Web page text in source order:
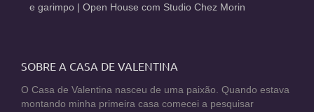
e garimpo | Open House com Studio Chez Morin
SOBRE A CASA DE VALENTINA
O Casa de Valentina nasceu de uma paixão. Quando estava
montando minha primeira casa comecei a pesquisar